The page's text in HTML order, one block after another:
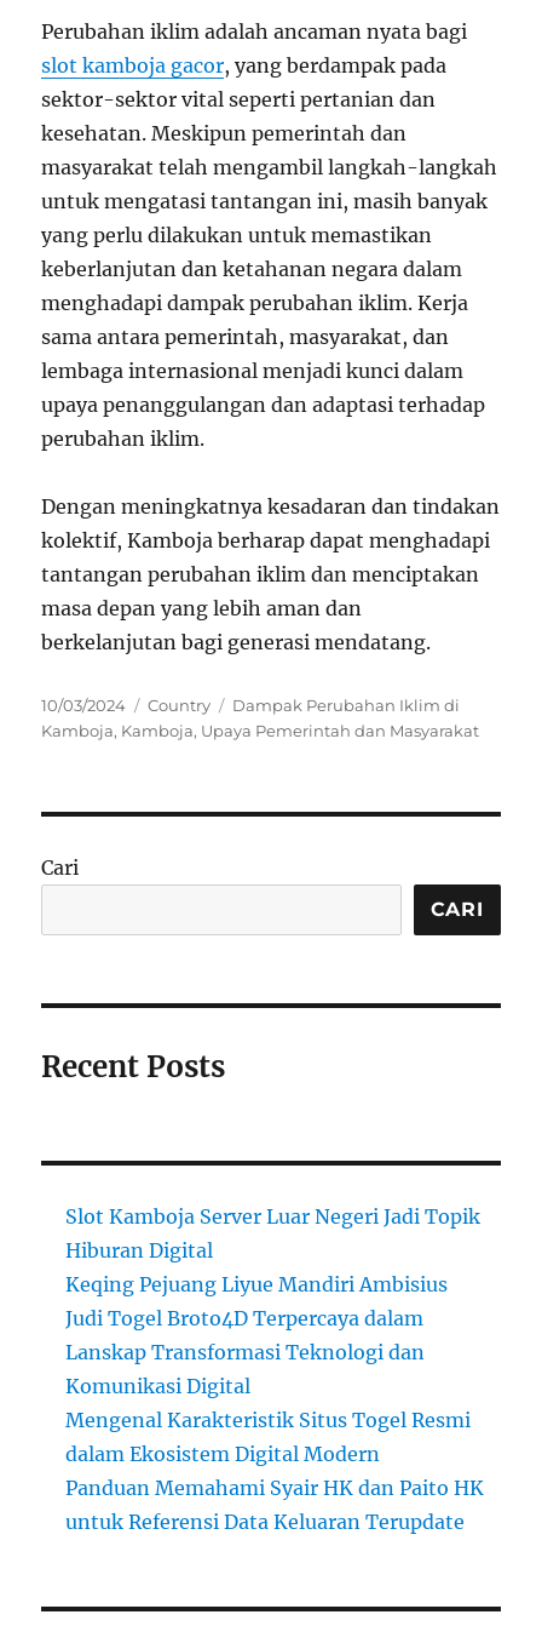
Perubahan iklim adalah ancaman nyata bagi
slot kamboja gacor, yang berdampak pada
sektor-sektor vital seperti pertanian dan
kesehatan. Meskipun pemerintah dan
masyarakat telah mengambil langkah-langkah
untuk mengatasi tantangan ini, masih banyak
yang perlu dilakukan untuk memastikan
keberlanjutan dan ketahanan negara dalam
menghadapi dampak perubahan iklim. Kerja
sama antara pemerintah, masyarakat, dan
lembaga internasional menjadi kunci dalam
upaya penanggulangan dan adaptasi terhadap
perubahan iklim.
Dengan meningkatnya kesadaran dan tindakan
kolektif, Kamboja berharap dapat menghadapi
tantangan perubahan iklim dan menciptakan
masa depan yang lebih aman dan
berkelanjutan bagi generasi mendatang.
Posted
on
10/03/2024 Categories
Country Tags
Dampak Perubahan Iklim di
Kamboja, Kamboja, Upaya Pemerintah dan Masyarakat
Cari
CARI
Recent Posts
Slot Kamboja Server Luar Negeri Jadi Topik
Hiburan Digital
Keqing Pejuang Liyue Mandiri Ambisius
Judi Togel Broto4D Terpercaya dalam
Lanskap Transformasi Teknologi dan
Komunikasi Digital
Mengenal Karakteristik Situs Togel Resmi
dalam Ekosistem Digital Modern
Panduan Memahami Syair HK dan Paito HK
untuk Referensi Data Keluaran Terupdate